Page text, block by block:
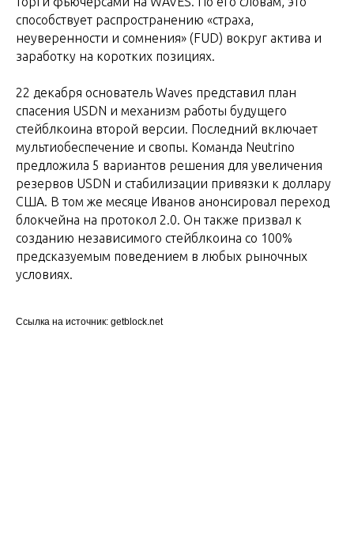
способствует распространению «страха,
неуверенности и сомнения» (FUD) вокруг актива и
заработку на коротких позициях.
22 декабря основатель Waves представил план
спасения USDN и механизм работы будущего
стейблкоина второй версии. Последний включает
мультиобеспечение и свопы. Команда Neutrino
предложила 5 вариантов решения для увеличения
резервов USDN и стабилизации привязки к доллару
США. В том же месяце Иванов анонсировал переход
блокчейна на протокол 2.0. Он также призвал к
созданию независимого стейблкоина со 100%
предсказуемым поведением в любых рыночных
условиях.
Ссылка на источник: getblock.net